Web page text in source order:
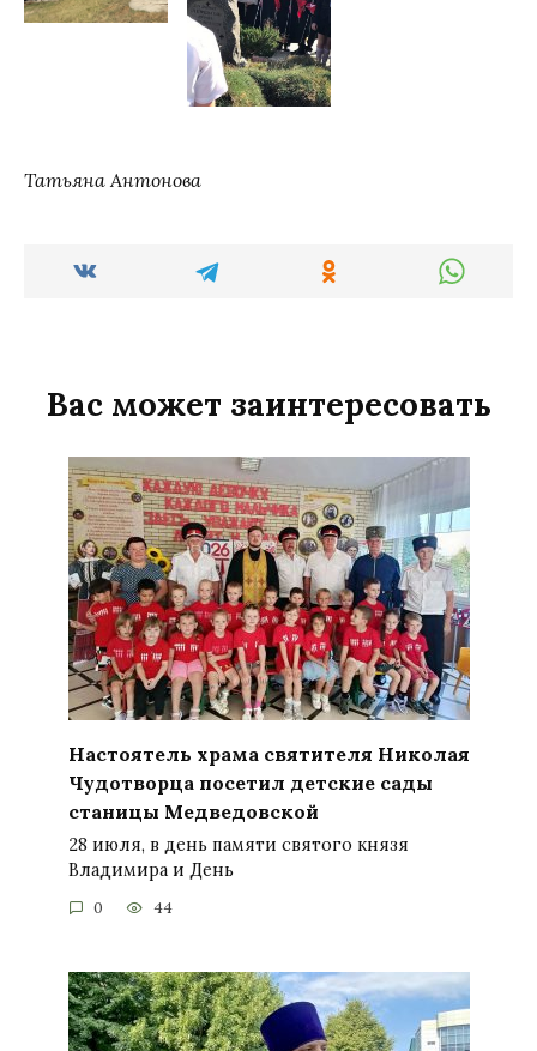
Татьяна Антонова
Вас может заинтересовать
Настоятель храма святителя Николая
Чудотворца посетил детские сады
станицы Медведовской
28 июля, в день памяти святого князя
Владимира и День
0 44